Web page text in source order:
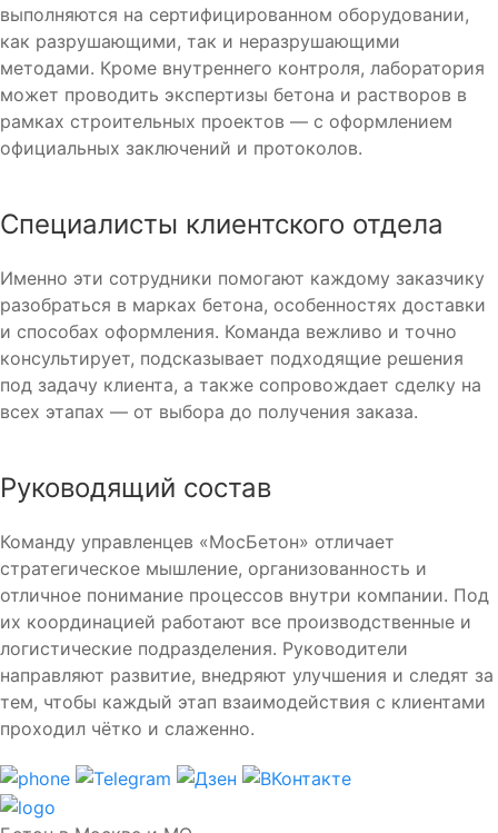
выполняются на сертифицированном оборудовании,
как разрушающими, так и неразрушающими
методами. Кроме внутреннего контроля, лаборатория
может проводить экспертизы бетона и растворов в
рамках строительных проектов — с оформлением
официальных заключений и протоколов.
Специалисты клиентского отдела
Именно эти сотрудники помогают каждому заказчику
разобраться в марках бетона, особенностях доставки
и способах оформления. Команда вежливо и точно
консультирует, подсказывает подходящие решения
под задачу клиента, а также сопровождает сделку на
всех этапах — от выбора до получения заказа.
Руководящий состав
Команду управленцев «МосБетон» отличает
стратегическое мышление, организованность и
отличное понимание процессов внутри компании. Под
их координацией работают все производственные и
логистические подразделения. Руководители
направляют развитие, внедряют улучшения и следят за
тем, чтобы каждый этап взаимодействия с клиентами
проходил чётко и слаженно.